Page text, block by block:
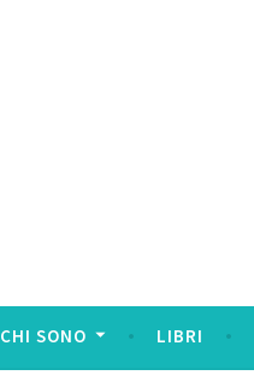
CHI SONO LIBRI